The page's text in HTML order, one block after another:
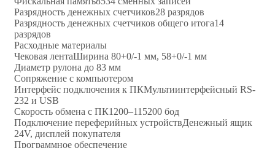
Разрядность денежных счетчиков28 разрядов
Разрядность денежных счетчиков общего итога14
разрядов
Расходные материалы
Чековая лентаШирина 80+0/-1 мм, 58+0/-1 мм
Диаметр рулона до 83 мм
Сопряжение с компьютером
Интерфейс подключения к ПКМультиинтерфейсный RS-
232 и USB
Скорость обмена с ПК1200–115200 бод
Подключение переферийных устройствДенежный ящик
24V, дисплей покупателя
Программное обеспечение